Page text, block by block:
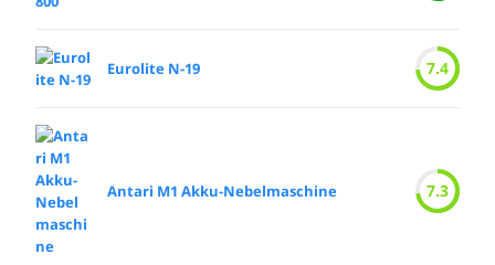
Eurolite N-19 7.4
Antari M1 Akku-Nebelmaschine 7.3